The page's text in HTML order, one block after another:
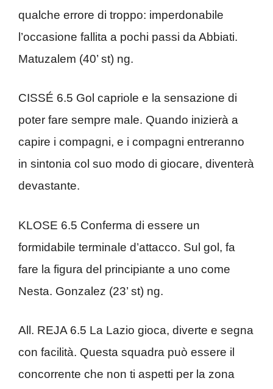
qualche errore di troppo: imperdonabile
l’occasione fallita a pochi passi da Abbiati.
Matuzalem (40’ st) ng.
CISSÉ 6.5 Gol capriole e la sensazione di
poter fare sempre male. Quando inizierà a
capire i compagni, e i compagni entreranno
in sintonia col suo modo di giocare, diventerà
devastante.
KLOSE 6.5 Conferma di essere un
formidabile terminale d’attacco. Sul gol, fa
fare la figura del principiante a uno come
Nesta. Gonzalez (23’ st) ng.
All. REJA 6.5 La Lazio gioca, diverte e segna
con facilità. Questa squadra può essere il
concorrente che non ti aspetti per la zona